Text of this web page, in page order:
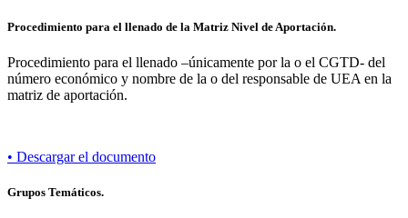
Procedimiento para el llenado de la Matriz Nivel de Aportación.
Procedimiento para el llenado –únicamente por la o el CGTD- del
número económico y nombre de la o del responsable de UEA en la
matriz de aportación.
• Descargar el documento
Grupos Temáticos.